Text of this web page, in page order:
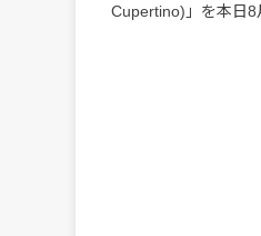
Cupertino)」を本日8